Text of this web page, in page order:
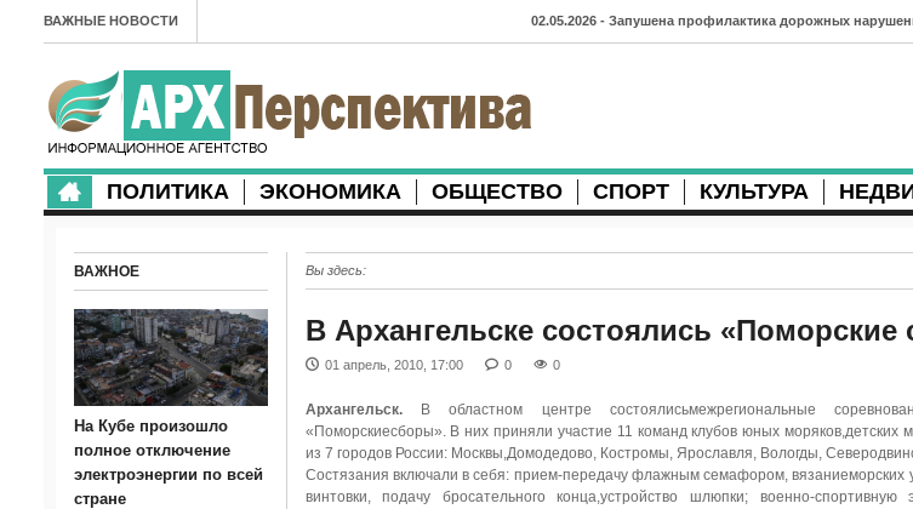
ВАЖНЫЕ НОВОСТИ 02.05.2026 - Запушена профилактика дорожных
27.04.2026 - Губернатор Архангельской области
23.04.2026 - Детский экологический форум усилит
продолжают затруднять движение
21.04.2026 - Выгуливание собак: правила и штрафы в
матчи и новые победы
18.04.2026 - Мобильные комплексы фотофиксации
ПОЛИТИКА ЭКОНОМИКА ОБЩЕСТВО СПОРТ КУЛЬТУРА
Вы здесь:
В Архангельске состоялись «Поморские
01 апрель, 2010, 17:00 0 0
Архангельск.В областном центре состоялисьмежрегиональные
«Поморскиесборы». В них приняли участие 11 команд клубов юных моряков,детских
из 7 городов России: Москвы,Домодедово, Костромы, Ярославля, Вологды,
Состязания включали в себя: прием-передачу флажным семафором, вязаниеморских
винтовки, подачу бросательного конца,устройство шлюпки; военно-спортивную
ВАЖНОЕ
На Кубе произошло
полное отключение
электроэнергии по всей
стране